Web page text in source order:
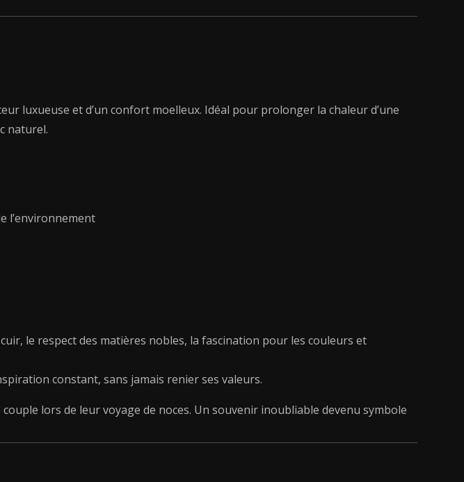
luxueuse et d’un confort moelleux. Idéal pour prolonger la chaleur d’une
naturel.
l’environnement
le respect des matières nobles, la fascination pour les couleurs et
constant, sans jamais renier ses valeurs.
lors de leur voyage de noces. Un souvenir inoubliable devenu symbole